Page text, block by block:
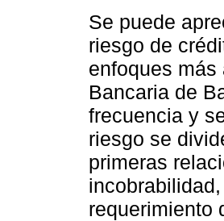
Se puede
riesgo de
enfoques
Bancaria de
frecuencia y
riesgo se
primeras
requerimiento